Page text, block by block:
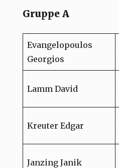
Gruppe A
Evangelopoulos
Georgios
Lamm David
Kreuter Edgar
Janzing Janik